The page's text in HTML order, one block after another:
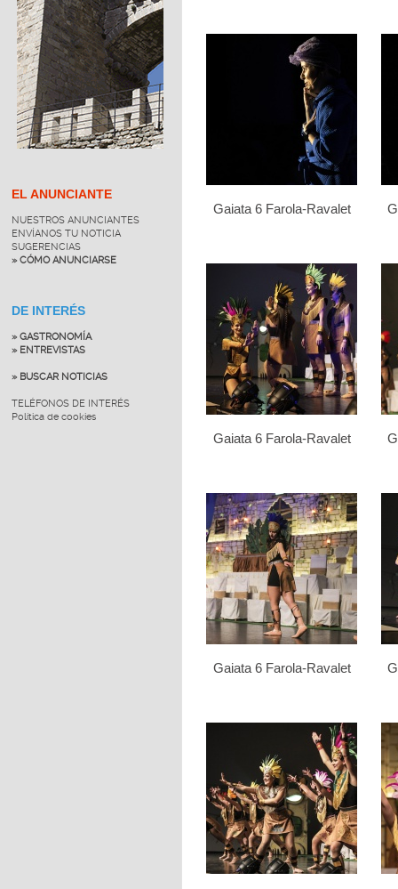
EL ANUNCIANTE
NUESTROS ANUNCIANTES
ENVÍANOS TU NOTICIA
SUGERENCIAS
» CÓMO ANUNCIARSE
DE INTERÉS
» GASTRONOMÍA
» ENTREVISTAS
» BUSCAR NOTICIAS
TELÉFONOS DE INTERÉS
Política de cookies
Gaiata 6 Farola-Ravalet
Gaiata 6 Farola-Ravalet
Gaiata 6 Farola-Ravalet